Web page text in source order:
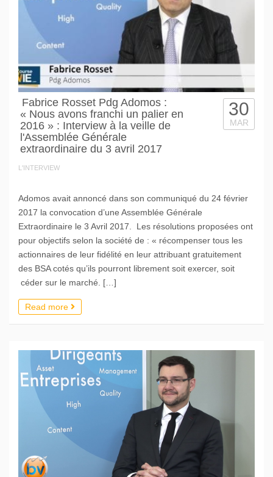
Fabrice Rosset Pdg Adomos :
« Nous avons franchi un palier en
2016 » : Interview à la veille de
l'Assemblée Générale
extraordinaire du 3 avril 2017
L'INTERVIEW
30
MAR
Adomos avait annoncé dans son communiqué du 24 février
2017 la convocation d’une Assemblée Générale
Extraordinaire le 3 Avril 2017. Les résolutions proposées ont
pour objectifs selon la société de : « récompenser tous les
actionnaires de leur fidélité en leur attribuant gratuitement
des BSA cotés qu’ils pourront librement soit exercer, soit
céder sur le marché. […]
Read more